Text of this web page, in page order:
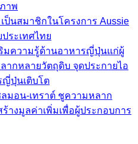
าพ
เป็นสมาชิกในโครงการ Aussie
ระเทศไทย
มความรู้ด้านอาหารญี่ปุ่นแก่ผู้
ากหลายวัตถุดิบ จุดประกายไอ
ญี่ปุ่นเติบโต
มอน-เทราต์ ชูความหลาก
างมูลค่าเพิ่มเพื่อผู้ประกอบการ